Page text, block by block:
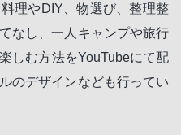
理やDIY、物選び、整理整
なし、一人キャンプや旅行
しむ方法をYouTubeにて配
のデザインなども行ってい